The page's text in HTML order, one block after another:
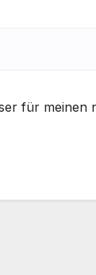
für meinen